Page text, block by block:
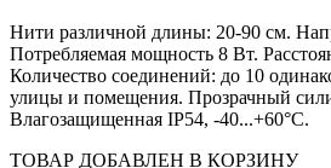
Нити различной длины: 20-90 см.
Потребляемая мощность 8 Вт.
Количество соединений: до 10
улицы и помещения. Прозрачный
Влагозащищенная IP54, -40...+60°C.
ТОВАР ДОБАВЛЕН В КОРЗИНУ